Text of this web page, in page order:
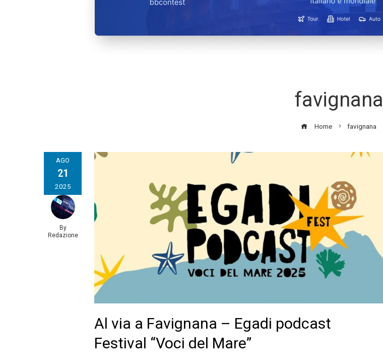
favignana
Home favignana
AGO
21
2025
By
Redazione
Al via a Favignana – Egadi podcast
Festival “Voci del Mare”